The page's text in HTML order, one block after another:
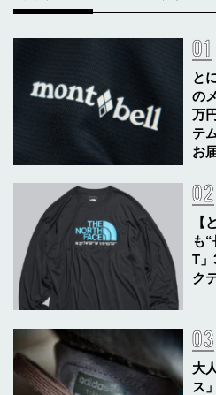
と
の
万
テ
お
【
も
T
ク
大
ス